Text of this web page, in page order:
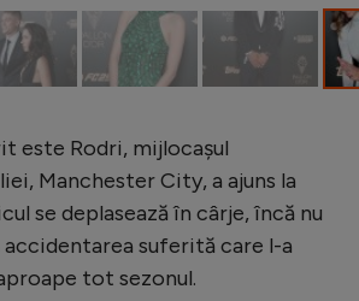
este Rodri, mijlocașul
Manchester City, a ajuns la
se deplasează în cârje, încă nu
suferită care l-a
tot sezonul.